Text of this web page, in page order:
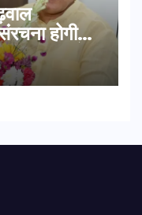
होगी
रावत ने
से की